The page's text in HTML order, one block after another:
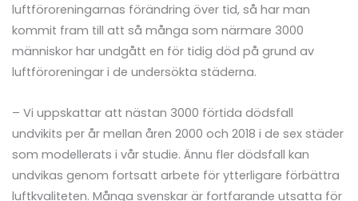
luftföroreningarnas förändring över tid, så har man
kommit fram till att så många som närmare 3000
människor har undgått en för tidig död på grund av
luftföroreningar i de undersökta städerna.
– Vi uppskattar att nästan 3000 förtida dödsfall
undvikits per år mellan åren 2000 och 2018 i de sex städer
som modellerats i vår studie. Ännu fler dödsfall kan
undvikas genom fortsatt arbete för ytterligare förbättra
luftkvaliteten. Många svenskar är fortfarande utsatta för